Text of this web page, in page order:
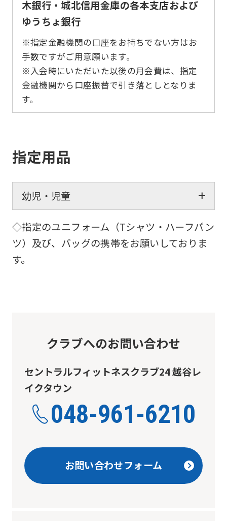
木銀行・城北信用金庫の各本支店および
ゆうちょ銀行
※指定金融機関の口座をお持ちでない方はお
手数ですがご用意願います。
※入会時にいただいた以後の月会費は、指定
金融機関から口座振替で引き落としとなりま
す。
指定用品
幼児・児童
◇指定のユニフォーム（Tシャツ・ハーフパン
ツ）及び、バッグの携帯をお願いしておりま
す。
クラブへのお問い合わせ
セントラルフィットネスクラブ24 越谷レ
イクタウン
048-961-6210
お問い合わせフォーム